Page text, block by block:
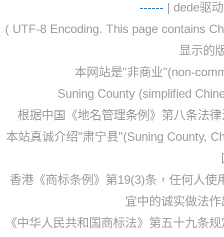
------ | dede驱
( UTF-8 Encoding. This page contains
显示的
本网站是"非商业"(non-
Suning County (simplified
根据中国《地名管理条例》第八条法
本站真诚介绍"肃宁县"(Suning County,
香港《商标条例》第19(3)条，任何人
宜中的诚实做法
《中华人民共和国商标法》第五十九条